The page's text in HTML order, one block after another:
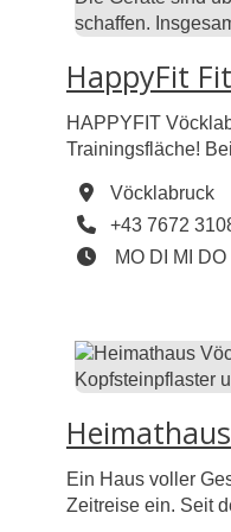
HappyFit
HAPPYFIT
Trainingsfläche!
Vöcklabruck
Telefon
+43 7672
MO Montag
DI MI DO
Ein Haus voller
Zeitreise ein. Seit